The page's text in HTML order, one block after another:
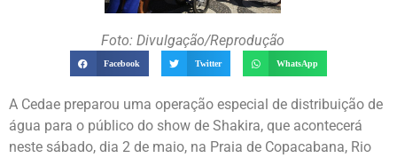
Foto: Divulgação/Reprodução
Facebook Twitter WhatsApp
A Cedae preparou uma operação especial de distribuição de
água para o público do show de Shakira, que acontecerá
neste sábado, dia 2 de maio, na Praia de Copacabana, Rio